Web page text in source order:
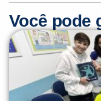
Você pode